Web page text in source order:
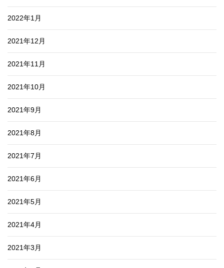
2022年1月
2021年12月
2021年11月
2021年10月
2021年9月
2021年8月
2021年7月
2021年6月
2021年5月
2021年4月
2021年3月